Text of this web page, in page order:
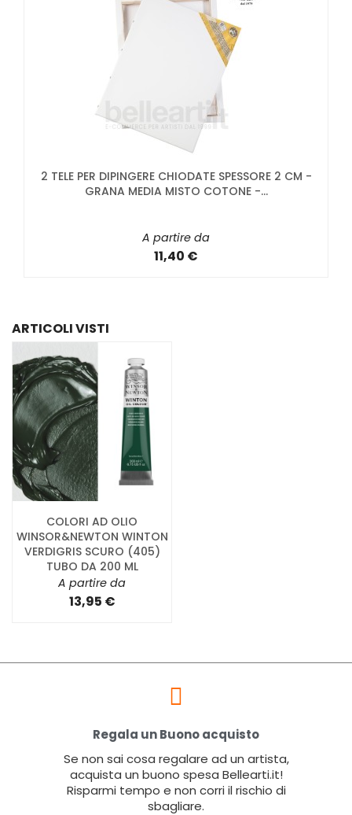
2 TELE PER DIPINGERE CHIODATE SPESSORE 2 CM -
GRANA MEDIA MISTO COTONE -...
A partire da
11,40 €
ARTICOLI VISTI
COLORI AD OLIO
WINSOR&NEWTON WINTON
VERDIGRIS SCURO (405)
TUBO DA 200 ML
A partire da
13,95 €
Regala un Buono acquisto
Se non sai cosa regalare ad un artista,
acquista un buono spesa Bellearti.it!
Risparmi tempo e non corri il rischio di
sbagliare.